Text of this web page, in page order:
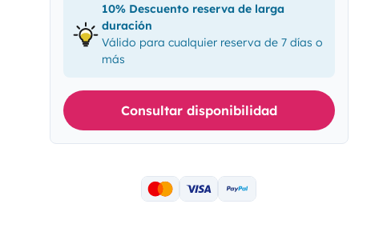
10% Descuento reserva de larga
duración
Válido para cualquier reserva de 7 días o
más
Consultar disponibilidad